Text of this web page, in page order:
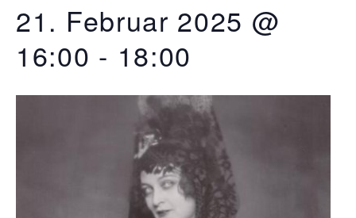
21. Februar 2025 @
16:00 - 18:00